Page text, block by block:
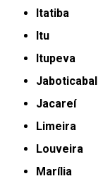
Itatiba
Itu
Itupeva
Jaboticabal
Jacareí
Limeira
Louveira
Marília